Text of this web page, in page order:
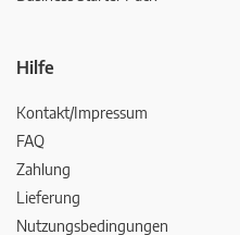
Hilfe
Kontakt/Impressum
FAQ
Zahlung
Lieferung
Nutzungsbedingungen